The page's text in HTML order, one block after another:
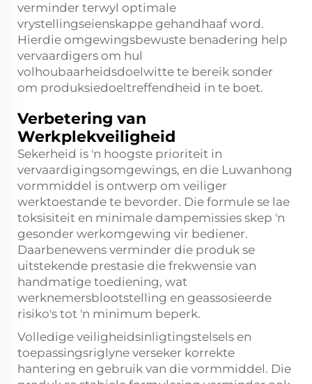
verminder terwyl optimale
vrystellingseienskappe gehandhaaf word.
Hierdie omgewingsbewuste benadering help
vervaardigers om hul
volhoubaarheidsdoelwitte te bereik sonder
om produksiedoeltreffendheid in te boet.
Verbetering van
Werkplekveiligheid
Sekerheid is 'n hoogste prioriteit in
vervaardigingsomgewings, en die Luwanhong
vormmiddel is ontwerp om veiliger
werktoestande te bevorder. Die formule se lae
toksisiteit en minimale dampemissies skep 'n
gesonder werkomgewing vir bediener.
Daarbenewens verminder die produk se
uitstekende prestasie die frekwensie van
handmatige toediening, wat
werknemersblootstelling en geassosieerde
risiko's tot 'n minimum beperk.
Volledige veiligheidsinligtingstelsels en
toepassingsriglyne verseker korrekte
hantering en gebruik van die vormmiddel. Die